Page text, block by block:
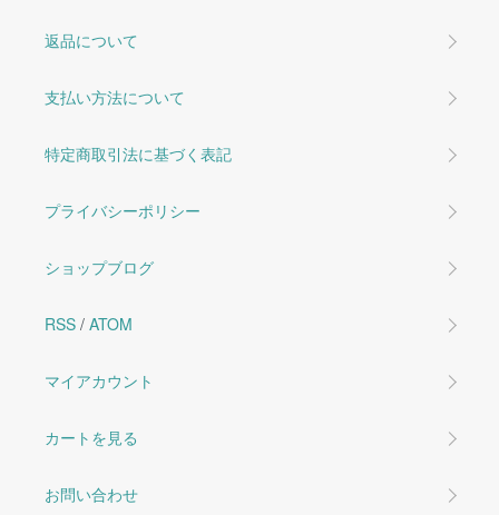
返品について
支払い方法について
特定商取引法に基づく表記
プライバシーポリシー
ショップブログ
RSS / ATOM
マイアカウント
カートを見る
お問い合わせ